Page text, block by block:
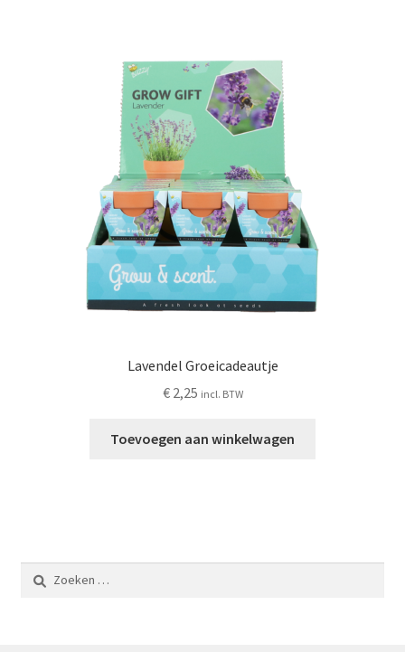
Lavendel Groeicadeautje
€2,25 incl. BTW
Toevoegen aan winkelwagen
Zoeken
naar: